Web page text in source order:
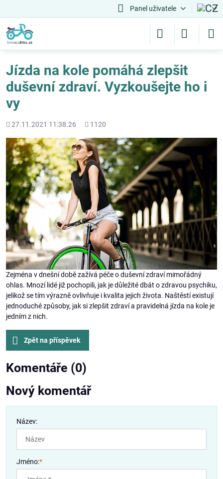
Panel uživatele
Jízda na kole pomáhá zlepšit
duševní zdraví. Vyzkoušejte ho i
vy
Přidáno
27.11.2021 11:38.26
Počet
1120
Zejména v dnešní době zažívá péče o duševní zdraví mimořádný
ohlas. Mnozí lidé již pochopili, jak je důležité dbát o zdravou psychiku,
jelikož se tím výrazně ovlivňuje i kvalita jejich života. Naštěstí existují
jednoduché způsoby, jak si zlepšit zdraví a pravidelná jízda na kole je
jedním z nich.
Zpět na příspěvek
Komentáře (0)
Nový komentář
Název:
Jméno:*